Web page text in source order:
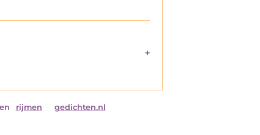
rijmen
gedichten.nl